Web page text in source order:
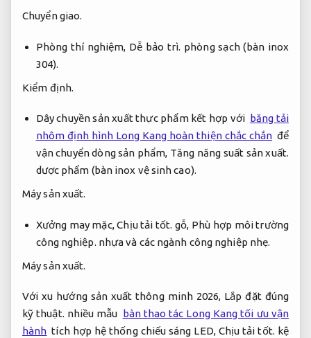
Chuyển giao.
Phòng thí nghiệm, Dễ bảo trì. phòng sạch (bàn inox
304).
Kiểm định.
Dây chuyền sản xuất thực phẩm kết hợp với băng tải
nhôm định hình Long Kang hoàn thiện chắc chắn để
vận chuyển dòng sản phẩm, Tăng năng suất sản xuất.
dược phẩm (bàn inox vệ sinh cao).
Máy sản xuất.
Xưởng may mặc,Chịu tải tốt. gỗ, Phù hợp môi trường
công nghiệp. nhựa và các ngành công nghiệp nhẹ.
Máy sản xuất.
Với xu hướng sản xuất thông minh 2026, Lắp đặt đúng
kỹ thuật. nhiều mẫu bàn thao tác Long Kang tối ưu vận
hành tích hợp hệ thống chiếu sáng LED, Chịu tải tốt. kệ